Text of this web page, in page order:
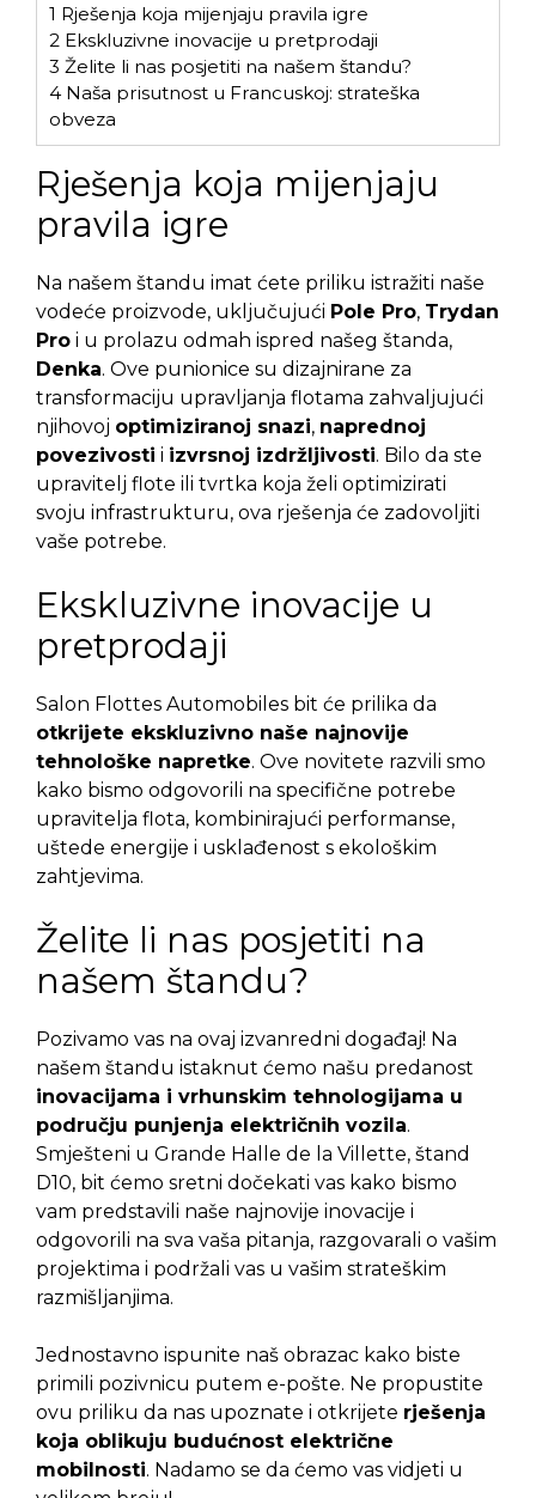
1 Rješenja koja mijenjaju pravila igre
2 Ekskluzivne inovacije u pretprodaji
3 Želite li nas posjetiti na našem štandu?
4 Naša prisutnost u Francuskoj: strateška
obveza
Rješenja koja mijenjaju
pravila igre
Na našem štandu imat ćete priliku istražiti naše
vodeće proizvode, uključujući Pole Pro, Trydan
Pro i u prolazu odmah ispred našeg štanda,
Denka. Ove punionice su dizajnirane za
transformaciju upravljanja flotama zahvaljujući
njihovoj optimiziranoj snazi, naprednoj
povezivosti i izvrsnoj izdržljivosti. Bilo da ste
upravitelj flote ili tvrtka koja želi optimizirati
svoju infrastrukturu, ova rješenja će zadovoljiti
vaše potrebe.
Ekskluzivne inovacije u
pretprodaji
Salon Flottes Automobiles bit će prilika da
otkrijete ekskluzivno naše najnovije
tehnološke napretke. Ove novitete razvili smo
kako bismo odgovorili na specifične potrebe
upravitelja flota, kombinirajući performanse,
uštede energije i usklađenost s ekološkim
zahtjevima.
Želite li nas posjetiti na
našem štandu?
Pozivamo vas na ovaj izvanredni događaj! Na
našem štandu istaknut ćemo našu predanost
inovacijama i vrhunskim tehnologijama u
području punjenja električnih vozila.
Smješteni u Grande Halle de la Villette, štand
D10, bit ćemo sretni dočekati vas kako bismo
vam predstavili naše najnovije inovacije i
odgovorili na sva vaša pitanja, razgovarali o vašim
projektima i podržali vas u vašim strateškim
razmišljanjima.
Jednostavno ispunite naš obrazac kako biste
primili pozivnicu putem e-pošte. Ne propustite
ovu priliku da nas upoznate i otkrijete rješenja
koja oblikuju budućnost električne
mobilnosti. Nadamo se da ćemo vas vidjeti u